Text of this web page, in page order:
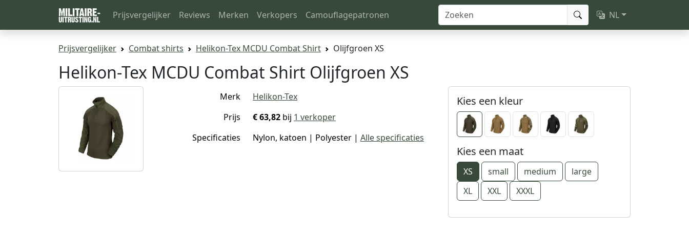
Prijsvergelijker Reviews Merken Verkopers Camouflagepatronen NL
Prijsvergelijker Combat shirts Helikon-Tex MCDU Combat Shirt Olijfgroen XS
Helikon-Tex MCDU Combat Shirt Olijfgroen XS
Merk
Helikon-Tex
Prijs
€ 63,82 bij 1 verkoper
Specificaties
Nylon, katoen | Polyester | Alle specificaties
Kies een kleur
Kies een maat
XS small medium
large
XL
XXL XXXL